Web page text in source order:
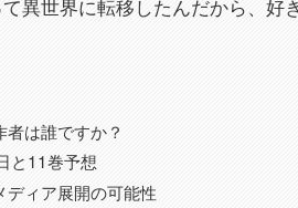
異世界に転移したんだから、好
は誰ですか？
と11巻予想
ディア展開の可能性